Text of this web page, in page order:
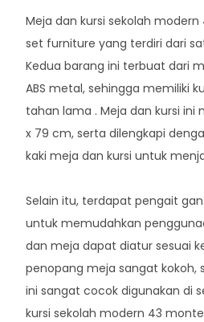
Meja dan kursi sekolah
set furniture yang terdiri dari
Kedua barang ini terbuat dari
ABS metal, sehingga memiliki
tahan lama . Meja dan kursi ini
x 79 cm, serta dilengkapi
kaki meja dan kursi untuk
Selain itu, terdapat pengait
untuk memudahkan
dan meja dapat diatur sesuai
penopang meja sangat kokoh,
ini sangat cocok digunakan di
kursi sekolah modern 43